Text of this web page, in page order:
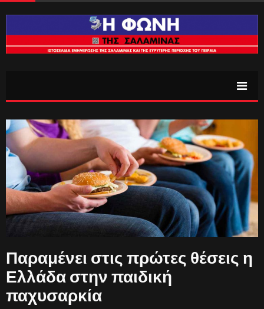
Παραμένει στις πρώτες θέσεις η
Ελλάδα στην παιδική
παχυσαρκία